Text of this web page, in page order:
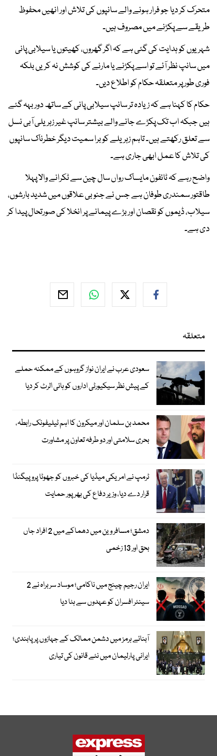
متحرک کر دیا جو فرار ہونے والے سانپوں کی تلاش اور انھیں محفوظ
طریقے سے پکڑنے میں مصروف ہیں۔
شہریوں کو ہدایت کی گئی ہے کہ اگر گھروں، کھیتوں یا سیلابی پانی
میں سانپ نظر آئے تو اسے پکڑنے یا مارنے کی کوشش نہ کریں بلکہ
فوری طور پر متعلقہ حکام کو اطلاع دیں۔
حکام کا کہنا ہے کہ زیادہ تر سانپ سیلابی پانی کے ساتھ دور بہہ گئے
ہیں جبکہ اب تک پکڑے جانے والے بیشتر سانپ غیر زہریلی آبی نسل
سے تعلق رکھتے ہیں۔ تاہم زہریلے کوبرا سمیت دیگر خطرناک سانپوں
کی تلاش کا عمل ابھی جاری ہے۔
واضح رہے کہ ٹائفون مایساک رواں سال چین سے ٹکرانے والا پہلا
طاقتور سمندری طوفان ہے جس نے جنوبی علاقوں میں شدید بارشوں،
سیلاب، ڈیموں کو نقصان اور بڑے پیمانے پر انخلا کی صورتحال پیدا کر
دی ہے۔
متعلقہ
سعودی عرب نے ایران نواز گروہوں کے ممکنہ حملے
کے پیش نظر سیکیورٹی اداروں کو ہائی الرٹ کر دیا
محمد بن سلمان اور میکرون کا اہم ٹیلیفونک رابطہ،
بحری سلامتی اور دو طرفہ تعاون پر مشاورت
ٹرمپ نے امریکی میڈیا کی خبروں کو جھوٹا پروپیگنڈا
قرار دے دیا، وزیر دفاع کی بھرپور حمایت
دمشق؛ مسافر وین میں دھماکے میں 2 افراد جاں
بحق اور 13 زخمی
ایران رجیم چینج میں ناکامی؛ موساد سربراہ نے 2
سینئر افسران کو عہدوں سے ہٹا دیا
آبنائے ہرمز میں دشمن ممالک کے جہازوں پر پابندی؛
ایرانی پارلیمان میں نئے قانون کی تیاری